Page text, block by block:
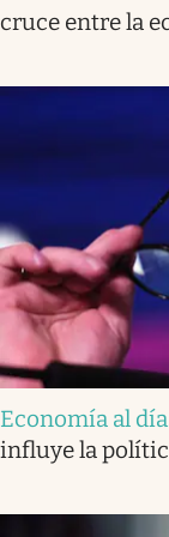
cruce entre la
Economía al día
influye la